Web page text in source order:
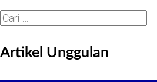
Cari
Artikel Unggulan